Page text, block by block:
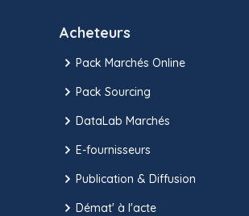
Acheteurs
Pack Marchés Online
Pack Sourcing
DataLab Marchés
E-fournisseurs
Publication & Diffusion
Démat' à l'acte